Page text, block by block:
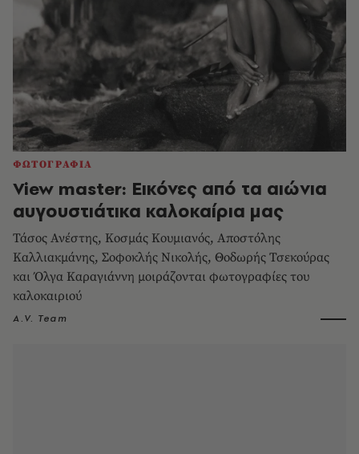
ΦΩΤΟΓΡΑΦΙΑ
View master: Εικόνες από τα αιώνια
αυγουστιάτικα καλοκαίρια μας
Τάσος Ανέστης, Κοσμάς Κουμιανός, Aποστόλης
Καλλιακμάνης, Σοφοκλής Νικολής, Θοδωρής Τσεκούρας
και Όλγα Καραγιάννη μοιράζονται φωτογραφίες του
καλοκαιριού
A.V. Team